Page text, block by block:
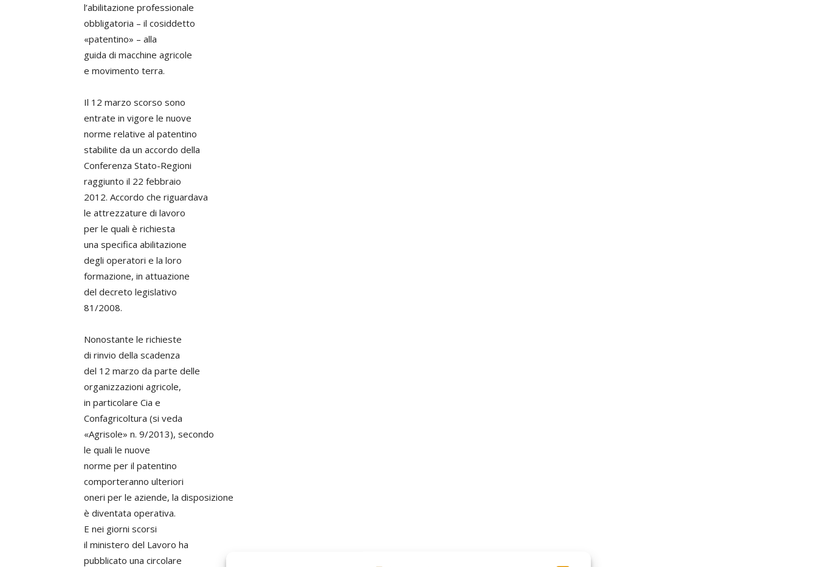
l’abilitazione professionale
obbligatoria – il cosiddetto
«patentino» – alla
guida di macchine agricole
e movimento terra.
Il 12 marzo scorso sono
entrate in vigore le nuove
norme relative al patentino
stabilite da un accordo della
Conferenza Stato-Regioni
raggiunto il 22 febbraio
2012. Accordo che riguardava
le attrezzature di lavoro
per le quali è richiesta
una specifica abilitazione
degli operatori e la loro
formazione, in attuazione
del decreto legislativo
81/2008.
Nonostante le richieste
di rinvio della scadenza
del 12 marzo da parte delle
organizzazioni agricole,
in particolare Cia e
Confagricoltura (si veda
«Agrisole» n. 9/2013), secondo
le quali le nuove
norme per il patentino
comporteranno ulteriori
oneri per le aziende, la disposizione
è diventata operativa.
E nei giorni scorsi
il ministero del Lavoro ha
pubblicato una circolare